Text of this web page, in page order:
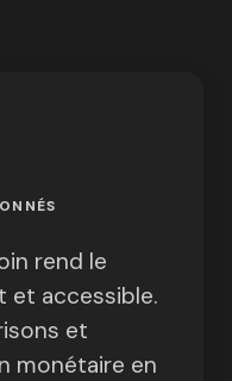
rend le
et accessible.
et
monétaire en